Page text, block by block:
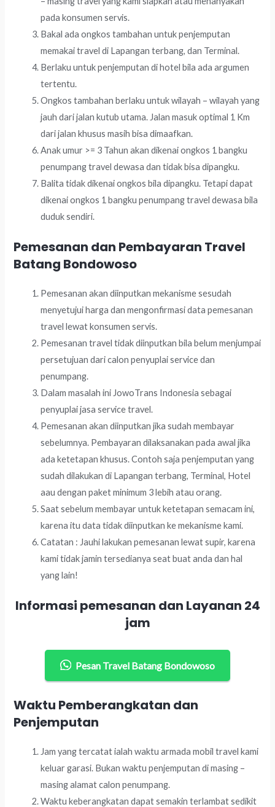
pada konsumen servis.
Bakal ada ongkos tambahan untuk penjemputan
memakai travel di Lapangan terbang, dan Terminal.
Berlaku untuk penjemputan di hotel bila ada argumen
tertentu.
Ongkos tambahan berlaku untuk wilayah – wilayah yang
jauh dari jalan kutub utama. Jalan masuk optimal 1 Km
dari jalan khusus masih bisa dimaafkan.
Anak umur >= 3 Tahun akan dikenai ongkos 1 bangku
penumpang travel dewasa dan tidak bisa dipangku.
Balita tidak dikenai ongkos bila dipangku. Tetapi dapat
dikenai ongkos 1 bangku penumpang travel dewasa bila
duduk sendiri.
Pemesanan dan Pembayaran Travel
Batang Bondowoso
Pemesanan akan diinputkan mekanisme sesudah
menyetujui harga dan mengonfirmasi data pemesanan
travel lewat konsumen servis.
Pemesanan travel tidak diinputkan bila belum menjumpai
persetujuan dari calon penyuplai service dan
penumpang.
Dalam masalah ini JowoTrans Indonesia sebagai
penyuplai jasa service travel.
Pemesanan akan diinputkan jika sudah membayar
sebelumnya. Pembayaran dilaksanakan pada awal jika
ada ketetapan khusus. Contoh saja penjemputan yang
sudah dilakukan di Lapangan terbang, Terminal, Hotel
aau dengan paket minimum 3 lebih atau orang.
Saat sebelum membayar untuk ketetapan semacam ini,
karena itu data tidak diinputkan ke mekanisme kami.
Catatan : Jauhi lakukan pemesanan lewat supir, karena
kami tidak jamin tersedianya seat buat anda dan hal
yang lain!
Informasi pemesanan dan Layanan 24
jam
Pesan Travel Batang Bondowoso
Waktu Pemberangkatan dan
Penjemputan
Jam yang tercatat ialah waktu armada mobil travel kami
keluar garasi. Bukan waktu penjemputan di masing –
masing alamat calon penumpang.
Waktu keberangkatan dapat semakin terlambat sedikit